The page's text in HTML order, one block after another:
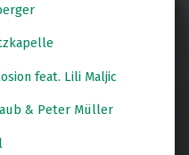
feat. Lili Maljic
& Peter Müller